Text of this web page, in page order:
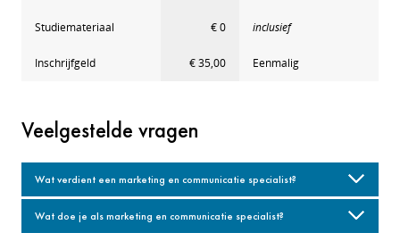
Studiemateriaal € 0 inclusief
Inschrijfgeld € 35,00 Eenmalig
Veelgestelde vragen
Wat verdient een marketing en communicatie specialist?
Wat doe je als marketing en communicatie specialist?